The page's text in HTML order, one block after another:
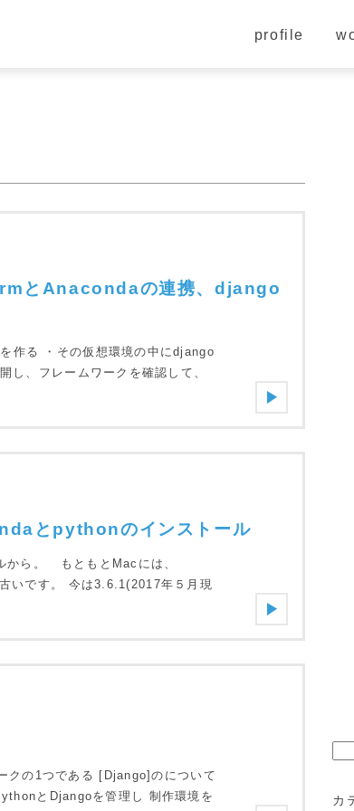
profile
とAnacondaの連携、django
作る ・その仮想環境の中にdjango
、フレームワークを確認して、
とpythonのインストール
から。 もともとMacには、
いです。 今は3.6.1(2017年５月現
クの1つである [Django]のについて
とDjangoを管理し 制作環境を
カ